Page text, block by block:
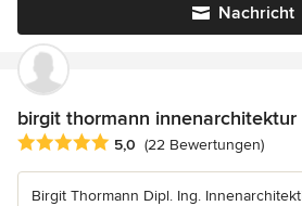
Nachricht
birgit thormann innenarchitektur
Durchschnittliche Bewertung: 5 von 5
5,0 (22 Bewertungen)
Birgit Thormann Dipl. Ing.